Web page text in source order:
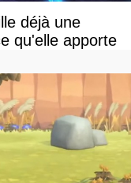
déjà une
qu'elle apporte